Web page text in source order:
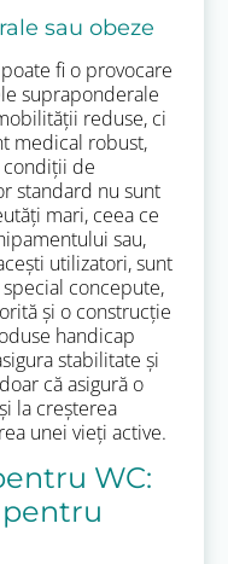
sau obeze
fi o provocare
supraponderale
reduse, ci
medical robust,
condiții de
standard nu sunt
mari, ceea ce
sau,
utilizatori, sunt
concepute,
și o construcție
handicap
stabilitate și
că asigură o
la creșterea
unei vieți active.
WC: